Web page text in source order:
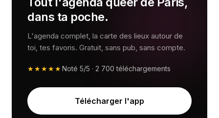
dans ta poche.
L'agenda complet, la carte des lieux autour de
toi, tes favoris. Gratuit, sans pub, sans compte.
★★★★★Noté 5/5 · 2 700 téléchargements
Télécharger l'app